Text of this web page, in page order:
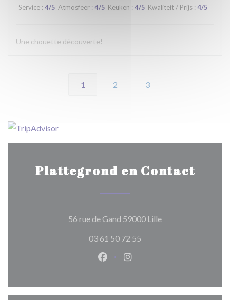
Service : 4/5 Atmosfeer : 4/5 Keuken : 4/5 Kwaliteit / Prijs : 4/5
Une chouette découverte!
1 2 3
Plattegrond en Contact
56 rue de Gand 59000 Lille((opent in een
03 61 50 72 55
Facebook ((opent in een nieuw
Instagram ((opent in een